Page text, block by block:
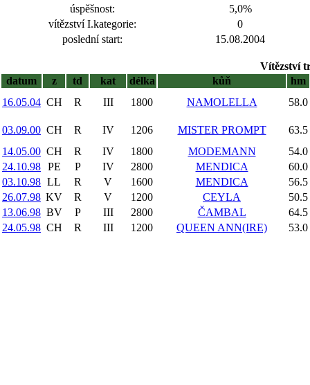
úspěšnost:
5,0%
vítězství I.kategorie:
0
poslední start:
15.08.2004
Vítězství
datum
z td kat délka kůň
hm
16.05.04 CH R III 1800 NAMOLELLA 58.0
03.09.00 CH R IV 1206 MISTER PROMPT
63.5
14.05.00 CH R IV 1800 MODEMANN
54.0
24.10.98 PE P IV 2800 MENDICA
60.0
03.10.98 LL R V 1600 MENDICA
56.5
26.07.98 KV R V 1200 CEYLA
50.5
13.06.98 BV P III 2800 ČAMBAL
64.5
24.05.98 CH R III 1200 QUEEN ANN(IRE) 53.0